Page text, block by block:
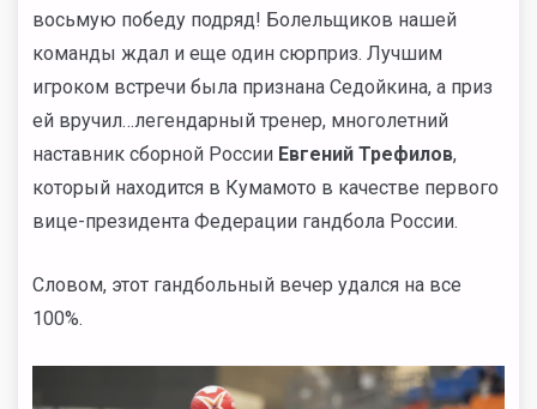
восьмую победу подряд! Болельщиков нашей
команды ждал и еще один сюрприз. Лучшим
игроком встречи была признана Седойкина, а приз
ей вручил…легендарный тренер, многолетний
наставник сборной России Евгений Трефилов,
который находится в Кумамото в качестве первого
вице-президента Федерации гандбола России.
Словом, этот гандбольный вечер удался на все
100%.